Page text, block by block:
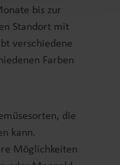
bis zur
Standort mit
verschiedene
Farben
die
kann.
Möglichkeiten